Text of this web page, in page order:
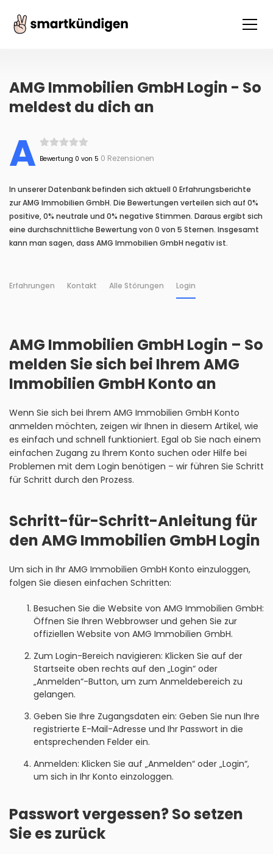
AMG Immobilien GmbH Login - So
meldest du dich an
A Bewertung 0 von 5 0 Rezensionen
In unserer Datenbank befinden sich aktuell 0 Erfahrungsberichte
zur AMG Immobilien GmbH. Die Bewertungen verteilen sich auf 0%
positive, 0% neutrale und 0% negative Stimmen. Daraus ergibt sich
eine durchschnittliche Bewertung von 0 von 5 Sternen. Insgesamt
kann man sagen, dass AMG Immobilien GmbH negativ ist.
Erfahrungen Kontakt Alle Störungen Login
AMG Immobilien GmbH Login – So
melden Sie sich bei Ihrem AMG
Immobilien GmbH Konto an
Wenn Sie sich bei Ihrem AMG Immobilien GmbH Konto
anmelden möchten, zeigen wir Ihnen in diesem Artikel, wie
es einfach und schnell funktioniert. Egal ob Sie nach einem
einfachen Zugang zu Ihrem Konto suchen oder Hilfe bei
Problemen mit dem Login benötigen – wir führen Sie Schritt
für Schritt durch den Prozess.
Schritt-für-Schritt-Anleitung für
den AMG Immobilien GmbH Login
Um sich in Ihr AMG Immobilien GmbH Konto einzuloggen,
folgen Sie diesen einfachen Schritten:
Besuchen Sie die Website von AMG Immobilien GmbH:
Öffnen Sie Ihren Webbrowser und gehen Sie zur
offiziellen Website von AMG Immobilien GmbH.
Zum Login-Bereich navigieren: Klicken Sie auf der
Startseite oben rechts auf den „Login“ oder
„Anmelden“-Button, um zum Anmeldebereich zu
gelangen.
Geben Sie Ihre Zugangsdaten ein: Geben Sie nun Ihre
registrierte E-Mail-Adresse und Ihr Passwort in die
entsprechenden Felder ein.
Anmelden: Klicken Sie auf „Anmelden“ oder „Login“,
um sich in Ihr Konto einzologgen.
Passwort vergessen? So setzen
Sie es zurück